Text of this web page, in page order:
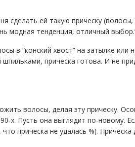
сделать ей такую прическу
модная тенденция, отличный
в “конский хвост” на затылке
прическа готова. И не
волосы, делая эту прическу.
х. Пусть она выглядит по-новому.
прическа не удалась %(.